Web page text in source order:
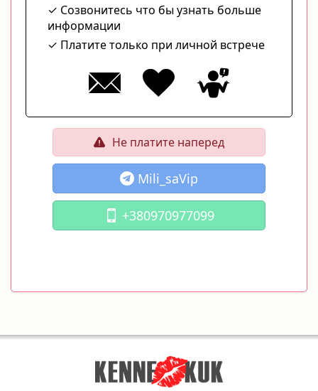
Созвонитесь что бы узнать больше
информации
Платите только при личной встрече
Не платите наперед
Mili_saVip
+380970977099